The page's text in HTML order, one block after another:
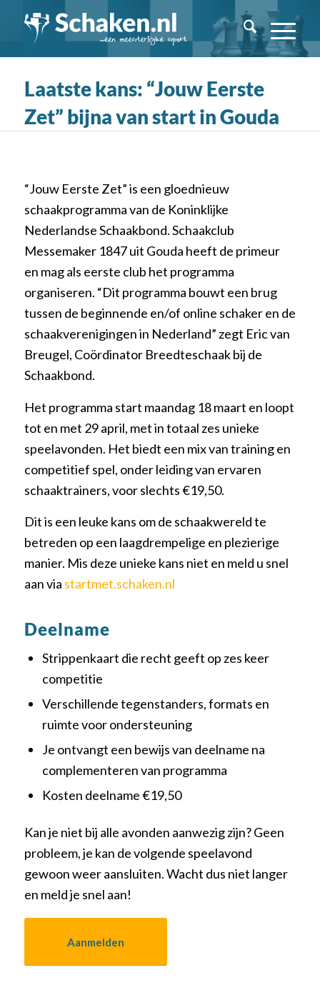
Laatste kans: “Jouw Eerste
Zet” bijna van start in Gouda
“Jouw Eerste Zet” is een gloednieuw
schaakprogramma van de Koninklijke
Nederlandse Schaakbond. Schaakclub
Messemaker 1847 uit Gouda heeft de primeur
en mag als eerste club het programma
organiseren. “Dit programma bouwt een brug
tussen de beginnende en/of online schaker en de
schaakverenigingen in Nederland” zegt Eric van
Breugel, Coördinator Breedteschaak bij de
Schaakbond.
Het programma start maandag 18 maart en loopt
tot en met 29 april, met in totaal zes unieke
speelavonden. Het biedt een mix van training en
competitief spel, onder leiding van ervaren
schaaktrainers, voor slechts €19,50.
Dit is een leuke kans om de schaakwereld te
betreden op een laagdrempelige en plezierige
manier. Mis deze unieke kans niet en meld u snel
aan via startmet.schaken.nl
Deelname
Strippenkaart die recht geeft op zes keer
competitie
Verschillende tegenstanders, formats en
ruimte voor ondersteuning
Je ontvangt een bewijs van deelname na
complementeren van programma
Kosten deelname €19,50
Kan je niet bij alle avonden aanwezig zijn? Geen
probleem, je kan de volgende speelavond
gewoon weer aansluiten. Wacht dus niet langer
en meld je snel aan!
Aanmelden